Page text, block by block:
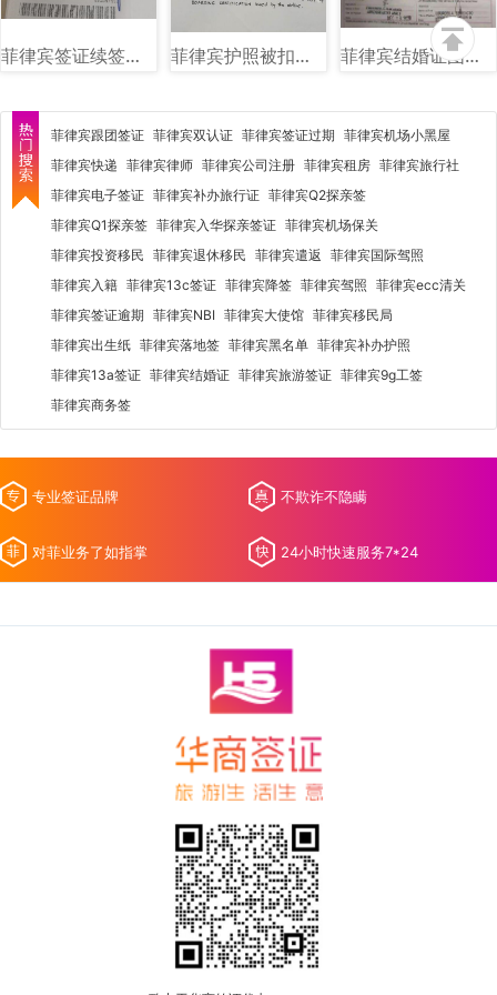
菲律宾签证续签图片样式讲解 菲律宾护照被扣海关单子图片样式讲解 菲律宾结婚证图片样式
菲律宾跟团签证 菲律宾双认证 菲律宾签证过期 菲律宾机场小黑屋
菲律宾快递 菲律宾律师 菲律宾公司注册 菲律宾租房 菲律宾旅行社
菲律宾电子签证 菲律宾补办旅行证 菲律宾Q2探亲签
菲律宾Q1探亲签 菲律宾入华探亲签证 菲律宾机场保关
菲律宾投资移民 菲律宾退休移民 菲律宾遣返
菲律宾国际驾照
菲律宾入籍 菲律宾13c签证 菲律宾降签 菲律宾驾照 菲律宾ecc清关
菲律宾签证逾期 菲律宾NBI 菲律宾大使馆 菲律宾移民局
菲律宾出生纸 菲律宾落地签 菲律宾黑名单 菲律宾补办护照
菲律宾13a签证 菲律宾结婚证 菲律宾旅游签证 菲律宾9g工签
菲律宾商务签
专业签证品牌 不欺诈不隐瞒
对菲业务了如指掌 24小时快速服务7*24